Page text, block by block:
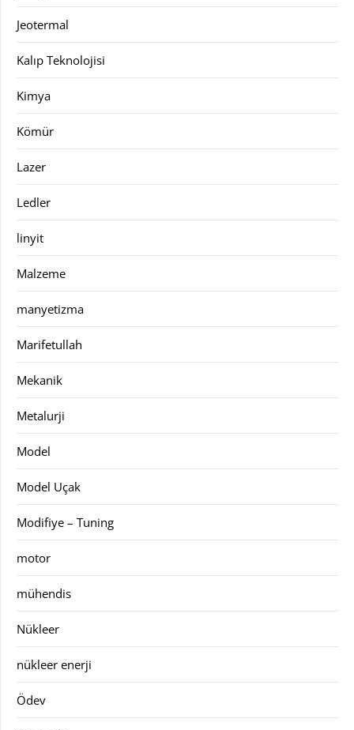
Jeotermal
Kalıp Teknolojisi
Kimya
Kömür
Lazer
Ledler
linyit
Malzeme
manyetizma
Marifetullah
Mekanik
Metalurji
Model
Model Uçak
Modifiye – Tuning
motor
mühendis
Nükleer
nükleer enerji
Ödev